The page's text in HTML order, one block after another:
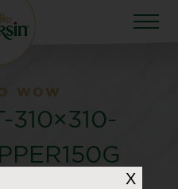
WOW
310×310-
X